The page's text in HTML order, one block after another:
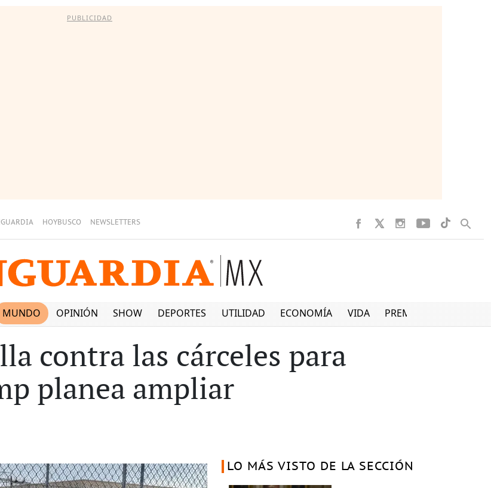
PUBLICIDAD
HOYBUSCO NEWSLETTERS
MUNDO OPINIÓN SHOW DEPORTES UTILIDAD ECONOMÍA VIDA PREMIUM
contra las cárceles para
planea ampliar
LO MÁS VISTO DE LA SECCIÓN